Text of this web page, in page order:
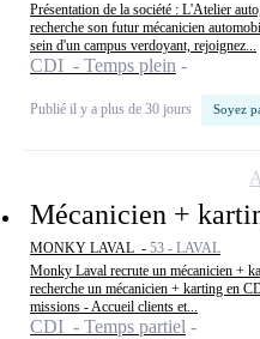
Présentation de la société : L'Atelier
recherche son futur mécanicien
sein d'un campus verdoyant, rejoignez...
CDI - Temps plein
Publié il y a plus de 30 jours Soyez
Mécanicien +
MONKY LAVAL - 53 - LAVAL
Monky Laval recrute un mécanicien +
recherche un mécanicien + karting en
missions - Accueil clients et...
CDI - Temps partiel